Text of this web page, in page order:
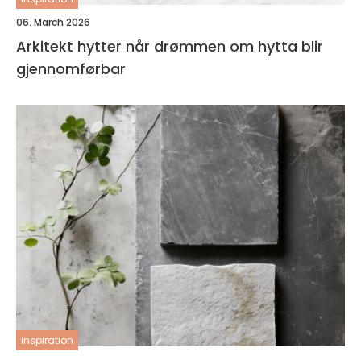
06. March 2026
Arkitekt hytter når drømmen om hytta blir
gjennomførbar
inspiration